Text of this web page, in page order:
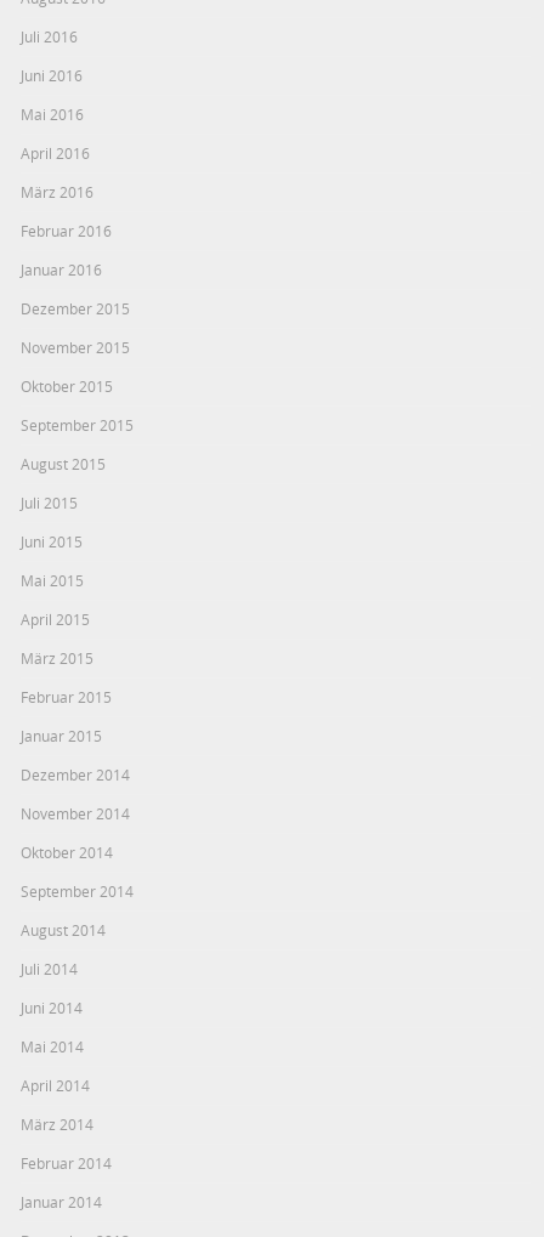
Juli 2016
Juni 2016
Mai 2016
April 2016
März 2016
Februar 2016
Januar 2016
Dezember 2015
November 2015
Oktober 2015
September 2015
August 2015
Juli 2015
Juni 2015
Mai 2015
April 2015
März 2015
Februar 2015
Januar 2015
Dezember 2014
November 2014
Oktober 2014
September 2014
August 2014
Juli 2014
Juni 2014
Mai 2014
April 2014
März 2014
Februar 2014
Januar 2014